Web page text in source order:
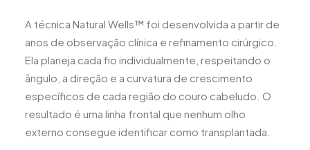
A técnica Natural Wells™ foi desenvolvida a partir de
anos de observação clínica e refinamento cirúrgico.
Ela planeja cada fio individualmente, respeitando o
ângulo, a direção e a curvatura de crescimento
específicos de cada região do couro cabeludo. O
resultado é uma linha frontal que nenhum olho
externo consegue identificar como transplantada.